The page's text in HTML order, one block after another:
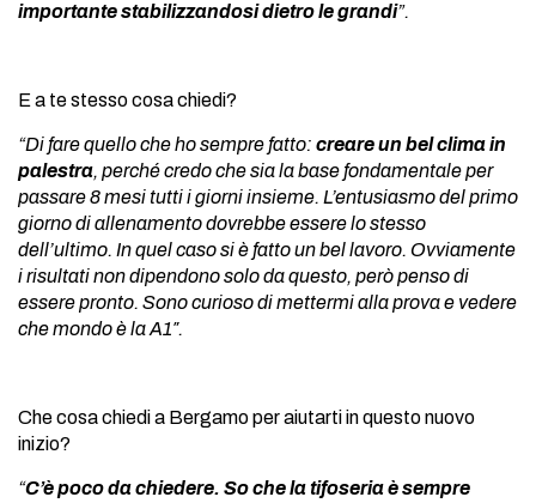
importante stabilizzandosi dietro le grandi”.
E a te stesso cosa chiedi?
“Di fare quello che ho sempre fatto: creare un bel clima in
palestra, perché credo che sia la base fondamentale per
passare 8 mesi tutti i giorni insieme. L’entusiasmo del primo
giorno di allenamento dovrebbe essere lo stesso
dell’ultimo. In quel caso si è fatto un bel lavoro. Ovviamente
i risultati non dipendono solo da questo, però penso di
essere pronto. Sono curioso di mettermi alla prova e vedere
che mondo è la A1″.
Che cosa chiedi a Bergamo per aiutarti in questo nuovo
inizio?
“C’è poco da chiedere. So che la tifoseria è sempre